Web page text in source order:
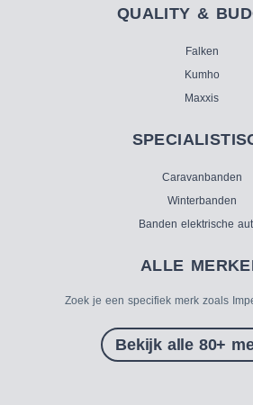
QUALITY &
Falken
Kumho
Maxxis
Caravanbanden
Winterbanden
Banden elektrische
ALLE
Zoek je een specifiek merk zoals
Bekijk alle 80+